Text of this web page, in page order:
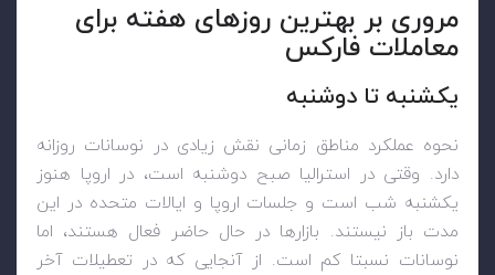
مروری بر بهترین روزهای هفته برای
معاملات فارکس
یکشنبه تا دوشنبه
نحوه عملکرد مناطق زمانی نقش زیادی در نوسانات روزانه
دارد. وقتی در استرالیا صبح دوشنبه است، در اروپا هنوز
یکشنبه شب است و جلسات اروپا و ایالات متحده در این
مدت باز نیستند. بازارها در حال حاضر فعال هستند، اما
نوسانات نسبتا کم است. از آنجایی که در تعطیلات آخر